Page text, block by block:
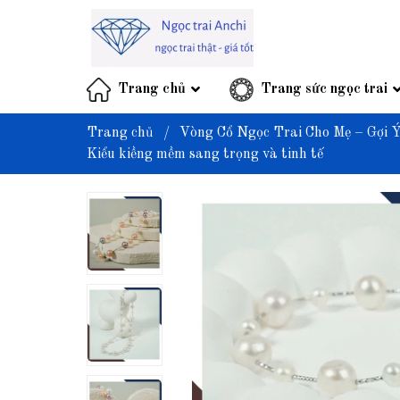
Trang chủ Trang sức ngọc trai
Trang chủ /
Vòng Cổ Ngọc Trai Cho Mẹ –
Kiểu kiềng mềm sang trọng và tinh tế